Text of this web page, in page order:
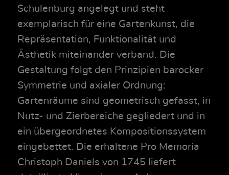
Schulenburg angelegt und steht
exemplarisch für eine Gartenkunst, die
Repräsentation, Funktionalität und
Ästhetik miteinander verband. Die
Gestaltung folgt den Prinzipien barocker
Symmetrie und axialer Ordnung:
Gartenräume sind geometrisch gefasst, in
Nutz- und Zierbereiche gegliedert und in
ein übergeordnetes Kompositionssystem
eingebettet. Die erhaltene Pro Memoria
Christoph Daniels von 1745 liefert